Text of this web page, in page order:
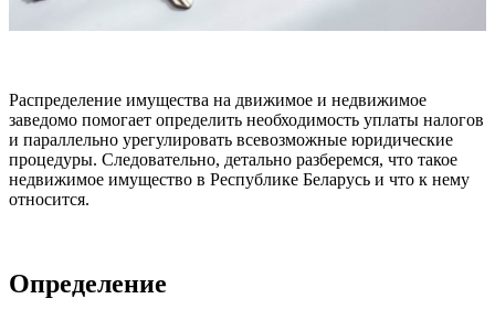
Распределение имущества на движимое и недвижимое
заведомо помогает определить необходимость уплаты налогов
и параллельно урегулировать всевозможные юридические
процедуры. Следовательно, детально разберемся, что такое
недвижимое имущество в Республике Беларусь и что к нему
относится.
Определение